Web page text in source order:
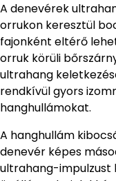
A denevérek
orrukon keresztül
fajonként eltérő
orruk körüli
ultrahang
rendkívül gyors
hanghullámokat.
A hanghullám
denevér képes
ultrahang-impulzust